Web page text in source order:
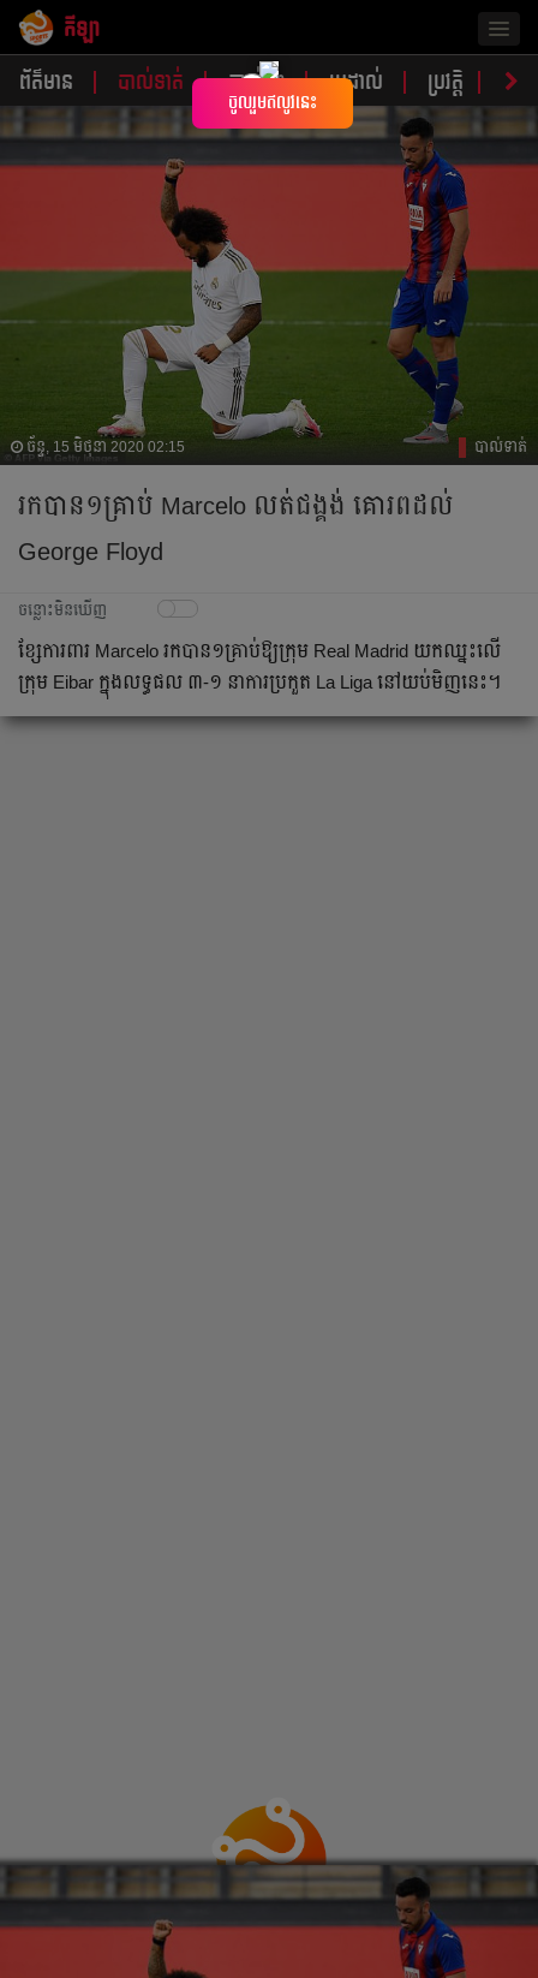
កីឡា
ព័ត៌មាន បាល់ទាត់ បាល់ទះ ប្រដាល់ ប្រវត្តិ​​ វិភា
ច័ន្ទ, 15 មិថុនា 2020 02:15 បាល់ទាត់
រក​បាន​១​គ្រាប់ ​Marcelo ​លត់​ជង្គង់ ​គោរព​ដល់​
George Floyd
ចន្លោះមិនឃើញ
​ខ្សែ​ការពារ Marcelo ​រក​បាន​១​គ្រាប់​ឱ្យ​ក្រុម Real Madrid ​យក​ឈ្នះ​លើ​
ក្រុម Eibar ​ក្នុង​លទ្ធផល ៣-១ ​នា​ការ​ប្រកួត La Liga ​នៅ​យប់មិញ​នេះ​។
×
ចូលរួមឥលូវនេះ